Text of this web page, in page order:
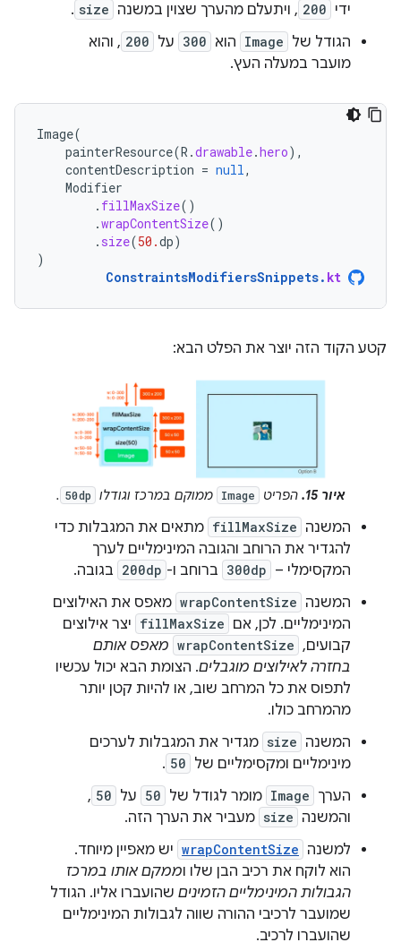
ידי 200 , ויתעלם מהערך שצוין במשנה size
.
הגודל של Image הוא 300 על 200 , והוא
מועבר במעלה העץ.
Image(
painterResource(R .drawable.hero),
contentDescription = null,
Modifier
. fillMaxSize()
.wrapContentSize()
. size(50.dp)
)
ConstraintsModifiersSnippets. kt
קטע הקוד הזה יוצר את הפלט הבא:
איור 15. הפריט Image ממוקם במרכז וגודלו 50dp
.
המשנה fillMaxSize מתאים את המגבלות כדי
להגדיר את הרוחב והגובה המינימליים לערך
המקסימלי – 300dp ברוחב ו- 200dp בגובה.
המשנה wrapContentSize מאפס את האילוצים
המינימליים. לכן, אם fillMaxSize יצר אילוצים
קבועים, wrapContentSize מאפס אותם
בחזרה לאילוצים מוגבלים. הצומת הבא יכול עכשיו
לתפוס את כל המרחב שוב, או להיות קטן יותר
מהמרחב כולו.
המשנה size מגדיר את המגבלות לערכים
מינימליים ומקסימליים של 50
.
הערך Image מומר לגודל של 50 על 50
,
והמשנה size מעביר את הערך הזה.
למשנה wrapContentSize יש מאפיין מיוחד.
הוא לוקח את רכיב הבן שלו וממקם אותו במרכז
הגבולות המינימליים הזמינים שהועברו אליו. הגודל
שמועבר לרכיבי ההורה שווה לגבולות המינימליים
שהועברו לרכיב.